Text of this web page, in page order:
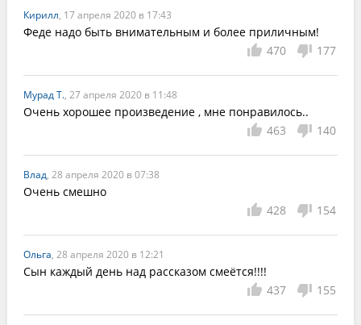
Кирилл, 17 апреля 2020 в 17:43
Феде надо быть внимательным и более приличным!
470
177
Мурад Т., 27 апреля 2020 в 11:48
Очень хорошее произведение , мне понравилось..
463
140
Влад, 28 апреля 2020 в 07:38
Очень смешно
428
154
Ольга, 28 апреля 2020 в 12:21
Сын каждый день над рассказом смеётся!!!!
437
155